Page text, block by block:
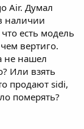
Air. Думал
наличии
есть модель
вертиго.
не нашел
Или взять
продают sidi,
померять?